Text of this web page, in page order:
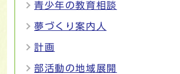
青少年の教育相談
夢づくり案内人
計画
部活動の地域展開